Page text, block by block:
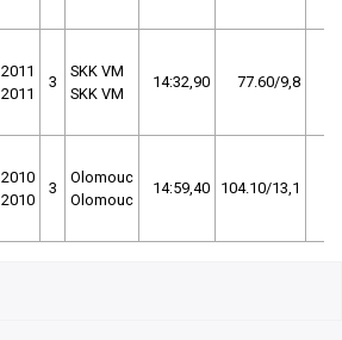
2011
2011
3
SKK VM
SKK VM
14:32,90 77.60/9,8
2010
2010
3
Olomouc
Olomouc
14:59,40 104.10/13,1